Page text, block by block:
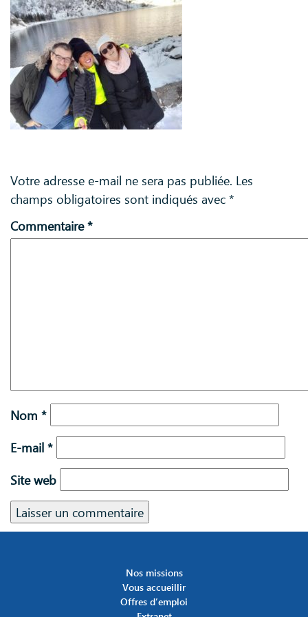
Votre adresse e-mail ne sera pas publiée. Les
champs obligatoires sont indiqués avec *
Commentaire*
Nom *
E-mail *
Site web
Nos missions
Vous accueillir
Offres d’emploi